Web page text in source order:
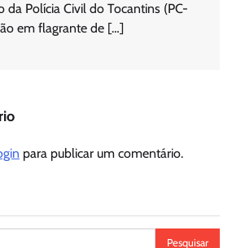
da Polícia Civil do Tocantins (PC-
em flagrante de […]
para publicar um comentário.